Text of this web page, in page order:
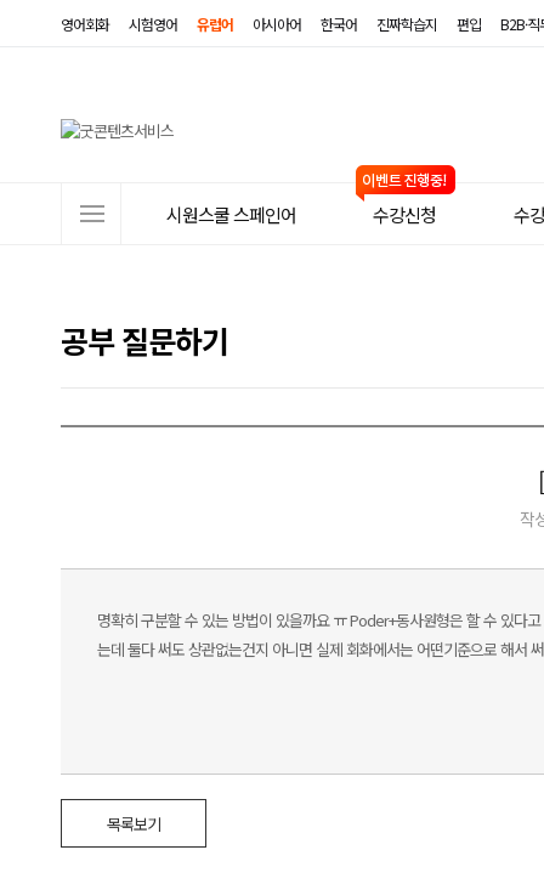
영어회화 시험영어 유럽어 아시아어 한국어 진짜학습지 편입 B2B·
뉴
시원스쿨 스페인어 수강신청 수
공부 질문하기
작
명확히 구분할 수 있는 방법이 있을까요 ㅠ Poder+동사원형은 할 수 있다
는데 둘다 써도 상관없는건지 아니면 실제 회화에서는 어떤기준으로 해서
목록보기